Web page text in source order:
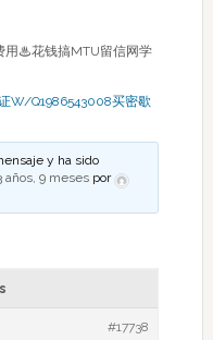
用♨花钱搞MTU留信网学
W/Q1986543008买密歇
y ha sido
años, 9 meses por
#17738